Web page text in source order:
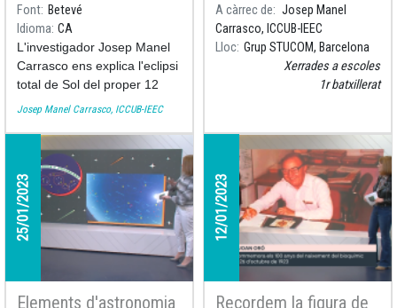
anys
Font Betevé
Idioma CA
L'investigador Josep Manel
Carrasco ens explica l'eclipsi
total de Sol del proper 12
d'agost de 2026 aBetevé.
Josep Manel Carrasco, ICCUB-IEEC
A càrrec de
Josep Manel
Carrasco, ICCUB-IEEC
Lloc Grup STUCOM, Barcelona
Xerrades a escoles
1r batxillerat
25/01/2023
Elements d'astronomia
12/01/2023
Recordem la figura de